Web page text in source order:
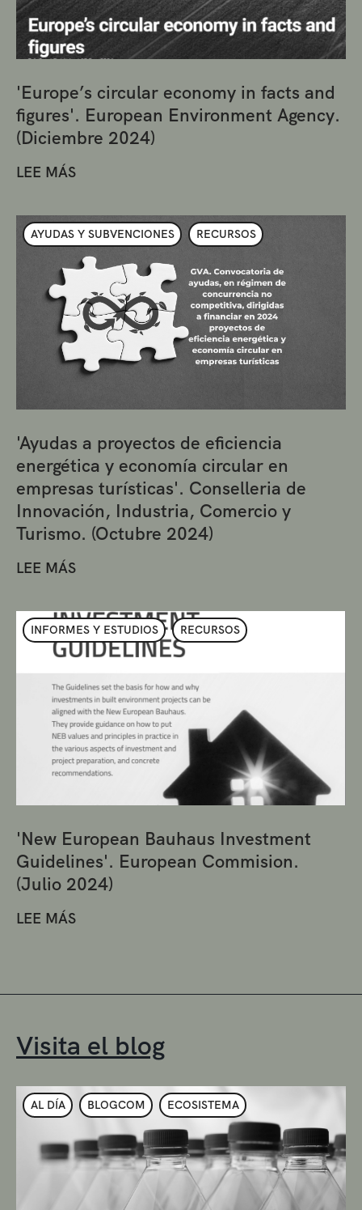
'Europe’s circular economy in facts and
figures'. European Environment Agency.
(Diciembre 2024)
LEE MÁS
AYUDAS Y SUBVENCIONES RECURSOS
'Ayudas a proyectos de eficiencia
energética y economía circular en
empresas turísticas'. Conselleria de
Innovación, Industria, Comercio y
Turismo. (Octubre 2024)
LEE MÁS
INFORMES Y ESTUDIOS RECURSOS
'New European Bauhaus Investment
Guidelines'. European Commision.
(Julio 2024)
LEE MÁS
Visita el blog
AL DÍA BLOGCOM ECOSISTEMA